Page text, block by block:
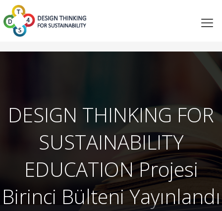
DESIGN THINKING FOR
SUSTAINABILITY
EDUCATION Projesi
Birinci Bülteni Yayınlandı